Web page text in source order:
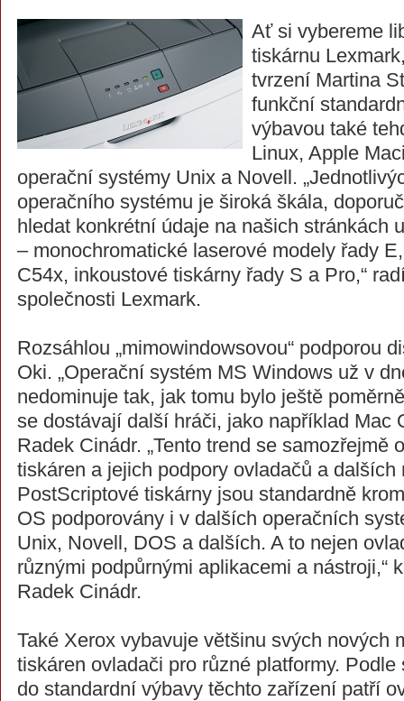
Ať si vybereme
tiskárnu
tvrzení Martina
funkční
výbavou také
Linux, Apple
operační systémy Unix a Novell.
operačního systému je široká škála,
hledat konkrétní údaje na našich stránkách
– monochromatické laserové modely řady
C54x, inkoustové tiskárny řady S a Pro,“
společnosti Lexmark.
Rozsáhlou „mimowindowsovou“ podporou
Oki. „Operační systém MS Windows už v
nedominuje tak, jak tomu bylo ještě
se dostávají další hráči, jako například Mac
Radek Cinádr. „Tento trend se samozřejmě
tiskáren a jejich podpory ovladačů a dalších
PostScriptové tiskárny jsou standardně
OS podporovány i v dalších operačních
Unix, Novell, DOS a dalších. A to nejen
různými podpůrnými aplikacemi a nástroji,“
Radek Cinádr.
Také Xerox vybavuje většinu svých nových
tiskáren ovladači pro různé platformy.
do standardní výbavy těchto zařízení patří